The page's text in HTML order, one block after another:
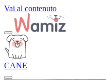
Vai al contenuto
CANE